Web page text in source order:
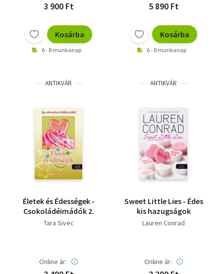
3 900 Ft
Kosárba
6 - 8 munkanap
5 890 Ft
Kosárba
6 - 8 munkanap
ANTIKVÁR
Életek és Édességek -
Csokoládéimádók 2.
Tara Sivec
Online ár:
ANTIKVÁR
Sweet Little Lies - Édes
kis hazugságok
Lauren Conrad
Online ár: